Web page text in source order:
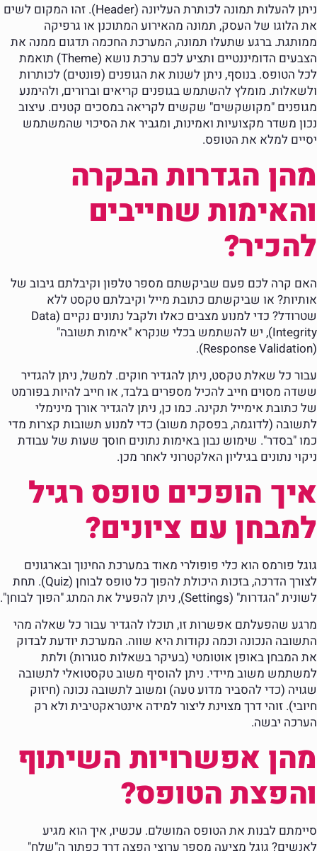
ניתן להעלות תמונה לכותרת העליונה (Header). זהו המקום לשים
את הלוגו של העסק, תמונה מהאירוע המתוכנן או גרפיקה
ממותגת. ברגע שתעלו תמונה, המערכת החכמה תדגום ממנה את
הצבעים הדומיננטיים ותציע לכם ערכת נושא (Theme) תואמת
לכל הטופס. בנוסף, ניתן לשנות את הגופנים (פונטים) לכותרות
ולשאלות. מומלץ להשתמש בגופנים קריאים וברורים, ולהימנע
מגופנים "מקושקשים" שקשים לקריאה במסכים קטנים. עיצוב
נכון משדר מקצועיות ואמינות, ומגביר את הסיכוי שהמשתמש
יסיים למלא את הטופס.
מהן הגדרות הבקרה
והאימות שחייבים
להכיר?
האם קרה לכם פעם שביקשתם מספר טלפון וקיבלתם גיבוב של
אותיות? או שביקשתם כתובת מייל וקיבלתם טקסט ללא
שטרודל? כדי למנוע מצבים כאלו ולקבל נתונים נקיים (Data
Integrity), יש להשתמש בכלי שנקרא "אימות תשובה"
(Response Validation).
עבור כל שאלת טקסט, ניתן להגדיר חוקים. למשל, ניתן להגדיר
ששדה מסוים חייב להכיל מספרים בלבד, או חייב להיות בפורמט
של כתובת אימייל תקינה. כמו כן, ניתן להגדיר אורך מינימלי
לתשובה (לדוגמה, בפסקת משוב) כדי למנוע תשובות קצרות מדי
כמו "בסדר". שימוש נבון באימות נתונים חוסך שעות של עבודת
ניקוי נתונים בגיליון האלקטרוני לאחר מכן.
איך הופכים טופס רגיל
למבחן עם ציונים?
גוגל פורמס הוא כלי פופולרי מאוד במערכת החינוך ובארגונים
לצורך הדרכה, בזכות היכולת להפוך כל טופס לבוחן (Quiz). תחת
לשונית "הגדרות" (Settings), ניתן להפעיל את המתג "הפוך לבוחן".
מרגע שהפעלתם אפשרות זו, תוכלו להגדיר עבור כל שאלה מהי
התשובה הנכונה וכמה נקודות היא שווה. המערכת יודעת לבדוק
את המבחן באופן אוטומטי (בעיקר בשאלות סגורות) ולתת
למשתמש משוב מיידי. ניתן להוסיף משוב טקסטואלי לתשובה
שגויה (כדי להסביר מדוע טעה) ומשוב לתשובה נכונה (חיזוק
חיובי). זוהי דרך מצוינת ליצור למידה אינטראקטיבית ולא רק
הערכה יבשה.
מהן אפשרויות השיתוף
והפצת הטופס?
סיימתם לבנות את הטופס המושלם. עכשיו, איך הוא מגיע
לאנשים? גוגל מציעה מספר ערוצי הפצה דרך כפתור ה"שלח"